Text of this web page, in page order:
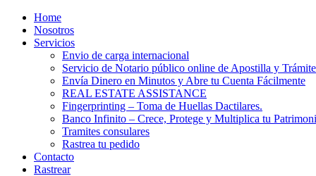
Home
Nosotros
Servicios
Envio de carga internacional
Servicio de Notario público online de Apostilla y
Envía Dinero en Minutos y Abre tu Cuenta Fácilmente
REAL ESTATE ASSISTANCE
Fingerprinting – Toma de Huellas Dactilares.
Banco Infinito – Crece, Protege y Multiplica tu
Tramites consulares
Rastrea tu pedido
Contacto
Rastrear